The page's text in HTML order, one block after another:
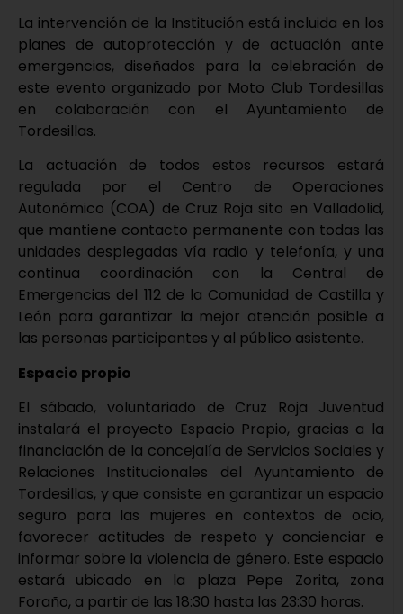
La intervención de la Institución está incluida en los
planes de autoprotección y de actuación ante
emergencias, diseñados para la celebración de
este evento organizado por Moto Club Tordesillas
en colaboración con el Ayuntamiento de
Tordesillas.
La actuación de todos estos recursos estará
regulada por el Centro de Operaciones
Autonómico (COA) de Cruz Roja sito en Valladolid,
que mantiene contacto permanente con todas las
unidades desplegadas vía radio y telefonía, y una
continua coordinación con la Central de
Emergencias del 112 de la Comunidad de Castilla y
León para garantizar la mejor atención posible a
las personas participantes y al público asistente.
Espacio propio
El sábado, voluntariado de Cruz Roja Juventud
instalará el proyecto Espacio Propio, gracias a la
financiación de la concejalía de Servicios Sociales y
Relaciones Institucionales del Ayuntamiento de
Tordesillas, y que consiste en garantizar un espacio
seguro para las mujeres en contextos de ocio,
favorecer actitudes de respeto y concienciar e
informar sobre la violencia de género. Este espacio
estará ubicado en la plaza Pepe Zorita, zona
Foraño, a partir de las 18:30 hasta las 23:30 horas.